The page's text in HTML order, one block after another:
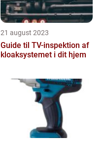
21 august 2023
Guide til TV-inspektion af
kloaksystemet i dit hjem